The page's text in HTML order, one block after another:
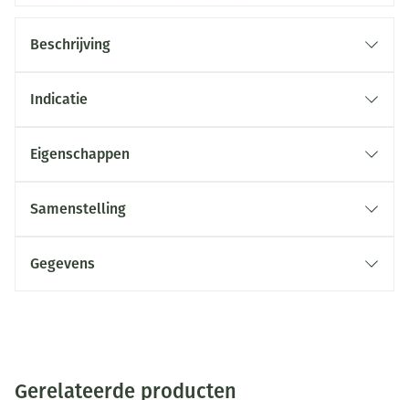
Beschrijving
Indicatie
Eigenschappen
Samenstelling
Gegevens
Gerelateerde producten